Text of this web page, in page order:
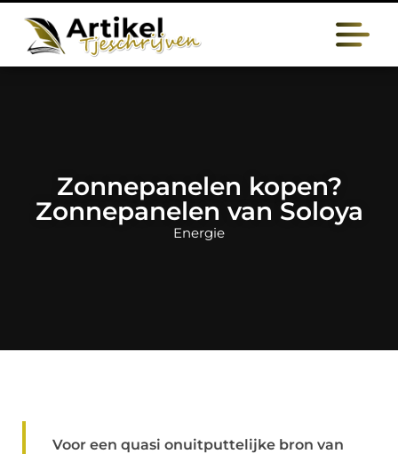
Zonnepanelen kopen?
Zonnepanelen van Soloya
Energie
Voor een quasi onuitputtelijke bron van